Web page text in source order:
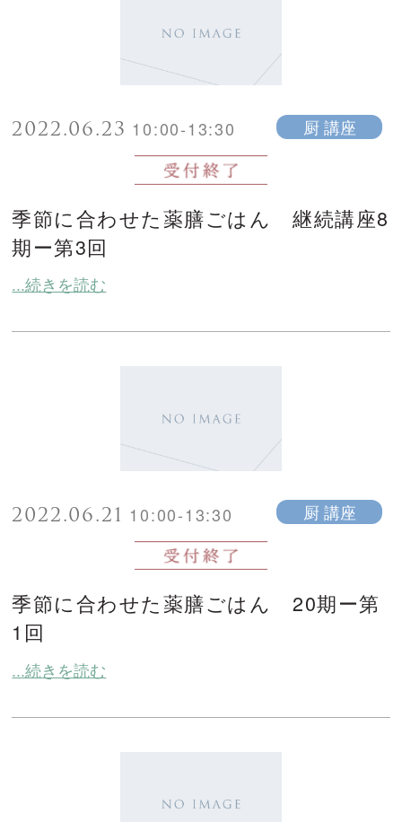
2022.06.23 10:00-13:30 厨 講座
季節に合わせた薬膳ごはん 継続講座8
期ー第3回
...続きを読む
2022.06.21 10:00-13:30 厨 講座
季節に合わせた薬膳ごはん 20期ー第
1回
...続きを読む